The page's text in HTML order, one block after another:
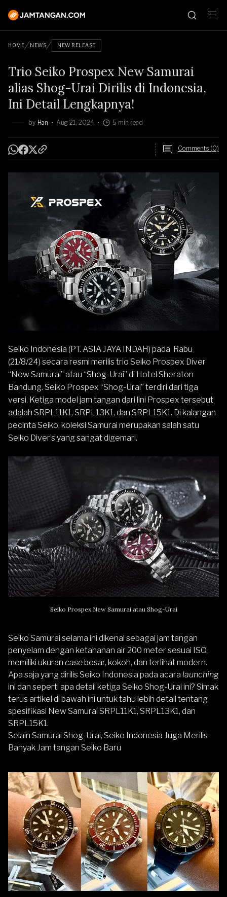
HOME NEWS NEW RELEASE
Trio Seiko Prospex New Samurai
alias Shog-Urai Dirilis di Indonesia,
Ini Detail Lengkapnya!
by Han Aug 21, 2024 5 min read
Comments (0)
Seiko Indonesia (PT. ASIA JAYA INDAH) pada Rabu
(21/8/24) secara resmi merilis trio Seiko Prospex Diver
“New Samurai” atau “Shog-Urai” di Hotel Sheraton
Bandung. Seiko Prospex “Shog-Urai” terdiri dari tiga
versi. Ketiga model jam tangan dari lini Prospex tersebut
adalah SRPL11K1, SRPL13K1, dan SRPL15K1. Di kalangan
pecinta Seiko, koleksi Samurai merupakan salah satu
Seiko Diver’s yang sangat digemari.
Seiko Prospex New Samurai atau Shog-Urai
Seiko Samurai selama ini dikenal sebagai jam tangan
penyelam dengan ketahanan air 200 meter sesuai ISO,
memiliki ukuran case besar, kokoh, dan terlihat modern.
Apa saja yang dirilis Seiko Indonesia pada acara launching
ini dan seperti apa detail ketiga Seiko Shog-Urai ini? Simak
terus artikel di bawah ini untuk tahu lebih detail tentang
spesifikasi New Samurai SRPL11K1, SRPL13K1, dan
SRPL15K1.
Selain Samurai Shog-Urai, Seiko Indonesia Juga Merilis
Banyak Jam tangan Seiko Baru